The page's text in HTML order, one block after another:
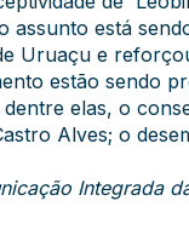
assunto está
Uruaçu e
estão sendo
elas, o
Alves; o
Integrada